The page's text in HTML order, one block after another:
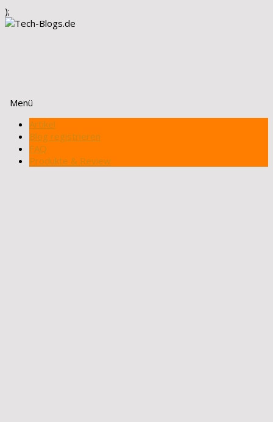
);
Menü
Zum
Inhalt
springen
Artikel
Blog registrieren
FAQ
Produkte & Review